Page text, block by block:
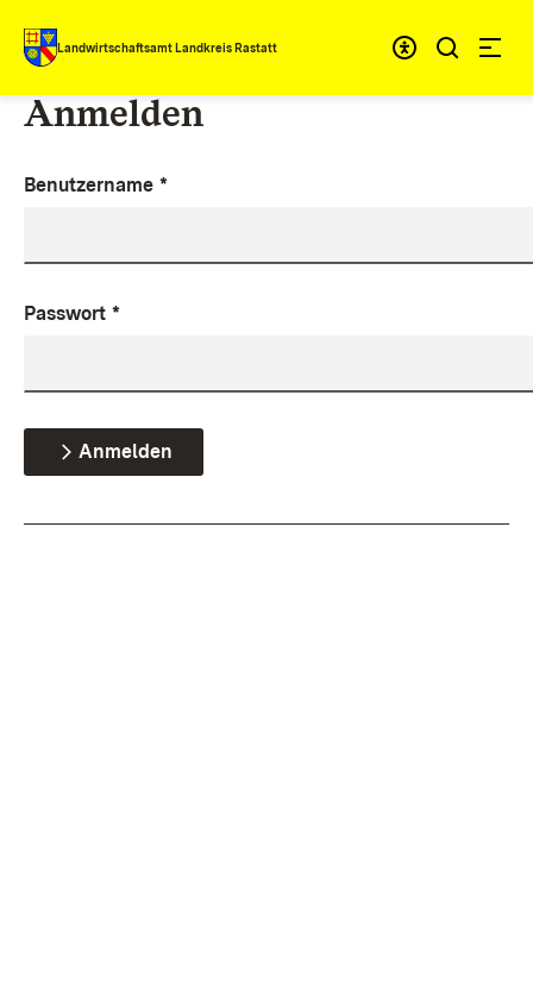
Zum Inhalt springen
Landwirtschaftsamt Landkreis Rastatt
Anmelden
Benutzername *
Passwort *
Anmelden